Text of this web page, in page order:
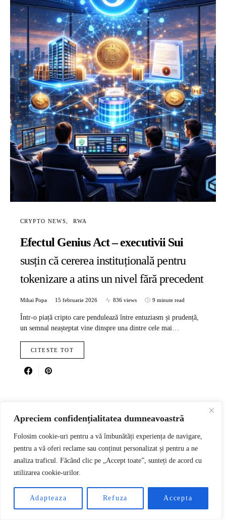
Apreciem confidențialitatea dumneavoastră
Folosim cookie-uri pentru a vă îmbunătăți experiența de navigare,
pentru a vă oferi reclame sau conținut personalizat și pentru a ne
analiza traficul. Făcând clic pe „Accept toate”, sunteți de acord cu
utilizarea cookie-urilor.
Adapteaza Refuza Accepta
CRYPTO NEWS RWA
Efectul Genius Act – executivii Sui
susțin că cererea instituțională pentru
tokenizare a atins un nivel fără precedent
Mihai Popa 15 februarie 2026 836 views 9 minute read
Într-o piață cripto care pendulează între entuziasm și prudență,
un semnal neașteptat vine dinspre una dintre cele mai…
CITESTE TOT
RO